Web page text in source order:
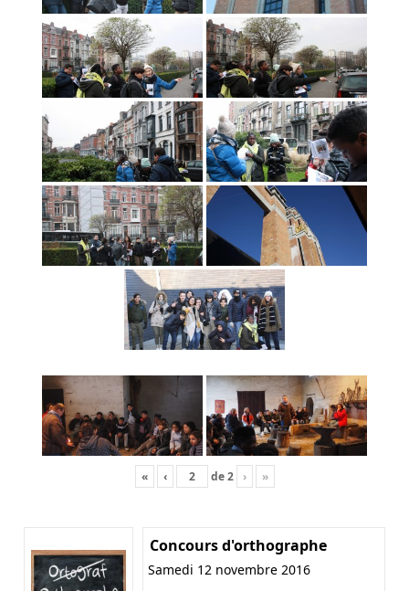
« ‹ de2 › »
Concours d'orthographe
Samedi 12 novembre 2016